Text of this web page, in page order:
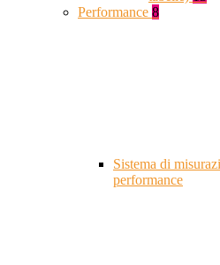
Performance 8
Sistema di
performance